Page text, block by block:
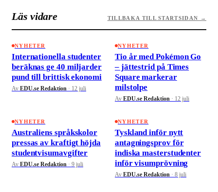
Läs vidare TILLBAKA TILL STARTSIDAN →
NYHETER
Internationella studenter
beräknas ge 40 miljarder
pund till brittisk ekonomi
Av EDU.se Redaktion · 12 juli
NYHETER
Tio år med Pokémon Go
– jättestrid på Times
Square markerar
milstolpe
Av EDU.se Redaktion · 12 juli
NYHETER
Australiens språkskolor
pressas av kraftigt höjda
studentvisumavgifter
Av EDU.se Redaktion · 9 juli
NYHETER
Tyskland inför nytt
antagningsprov för
indiska masterstudenter
inför visumprövning
Av EDU.se Redaktion · 8 juli